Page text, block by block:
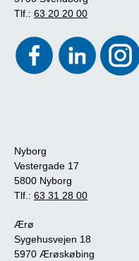
Tlf.: 63 20 20 00
Nyborg
Vestergade 17
5800 Nyborg
Tlf.: 63 31 28 00
Ærø
Sygehusvejen 18
5970 Ærøskøbing